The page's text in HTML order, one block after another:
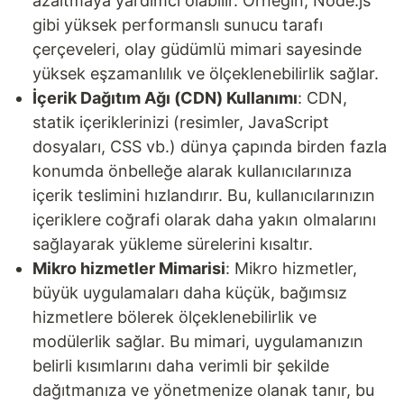
gibi yüksek performanslı sunucu tarafı
çerçeveleri, olay güdümlü mimari sayesinde
yüksek eşzamanlılık ve ölçeklenebilirlik sağlar.
İçerik Dağıtım Ağı (CDN) Kullanımı: CDN,
statik içeriklerinizi (resimler, JavaScript
dosyaları, CSS vb.) dünya çapında birden fazla
konumda önbelleğe alarak kullanıcılarınıza
içerik teslimini hızlandırır. Bu, kullanıcılarınızın
içeriklere coğrafi olarak daha yakın olmalarını
sağlayarak yükleme sürelerini kısaltır.
Mikro hizmetler Mimarisi: Mikro hizmetler,
büyük uygulamaları daha küçük, bağımsız
hizmetlere bölerek ölçeklenebilirlik ve
modülerlik sağlar. Bu mimari, uygulamanızın
belirli kısımlarını daha verimli bir şekilde
dağıtmanıza ve yönetmenize olanak tanır, bu